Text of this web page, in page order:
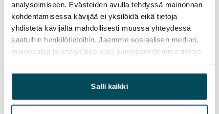
analysoimiseen. Evästeiden avulla tehdyssä mainonnan
kohdentamisessa kävijää ei yksilöidä eikä tietoja
yhdistetä kävijältä mahdollisesti muussa yhteydessä
saatuihin henkilötietoihin. Jaamme sosiaalisen median,
mainosalan ja analytiikka-alan kumppaneillemme tietoja
yhdistää näitä tietoja muihin tietoihin, joita olet antanut
heille tai joita on kerätty, kun olet käyttänyt heidän
palvelujaan.
Salli kaikki
Vuokrasopimus
Toistaiseksi voimassa oleva, minimi asumisaika
12 kk
Irtisanomis­mahdollisuus
12 kk vuokrasopimuksesta tai sopimussakolla